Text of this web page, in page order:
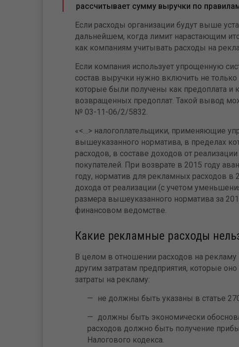
рассчитывает сумму выручки по
Если расходы организации будут выше
дальнейшем, когда лимит нарастающим
как компаниям учитывать расходы на
Если компания использует упрощенную
состав выручки нужно включить не только
которые были получены как предоплата и
возвращенных предоплат. Такой вывод
№ 03-11-06/2/5832.
«<…> налогоплательщики, применяющие
вышеуказанного норматива, в пределах
расходов, в составе доходов от
покупателей. При возврате в 2015 году
году, норматив для рекламных расходов
дохода от реализации (с учетом
размера вышеуказанного норматива за
финансовом ведомстве.
Какие рекламные расходы
В целом в отношении расходов на
другим затратам предприятия, которые
затраты на рекламу:
не должны быть указаны в статье
должны быть экономически
расходов должно быть получение
Налогового кодекса.